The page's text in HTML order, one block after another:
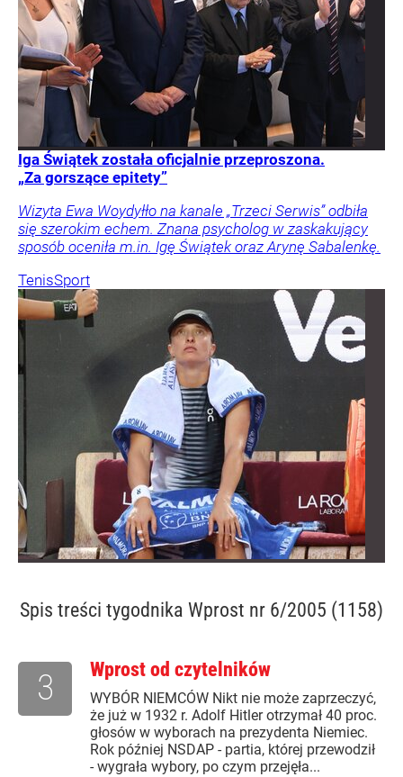
Iga Świątek została oficjalnie przeproszona.
„Za gorszące epitety”
Wizyta Ewa Woydyłło na kanale „Trzeci Serwis” odbiła
się szerokim echem. Znana psycholog w zaskakujący
sposób oceniła m.in. Igę Świątek oraz Arynę Sabalenkę.
TenisSport
Spis treści tygodnika Wprost nr 6/2005 (1158)
Wprost od czytelników
WYBÓR NIEMCÓW Nikt nie może zaprzeczyć,
że już w 1932 r. Adolf Hitler otrzymał 40 proc.
głosów w wyborach na prezydenta Niemiec.
Rok później NSDAP - partia, której przewodził
- wygrała wybory, po czym przejęła...
3